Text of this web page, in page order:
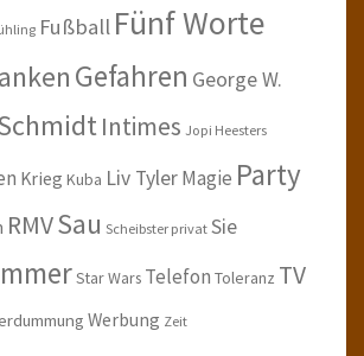
Fußball Fünf Worte
Gefahren George W.
Intimes Jopi Heesters
Krieg Kuba Liv TylerMagie Party
RMVSau Scheibster privat Sie
Star Wars Telefon Toleranz TV
Werbung Zeit